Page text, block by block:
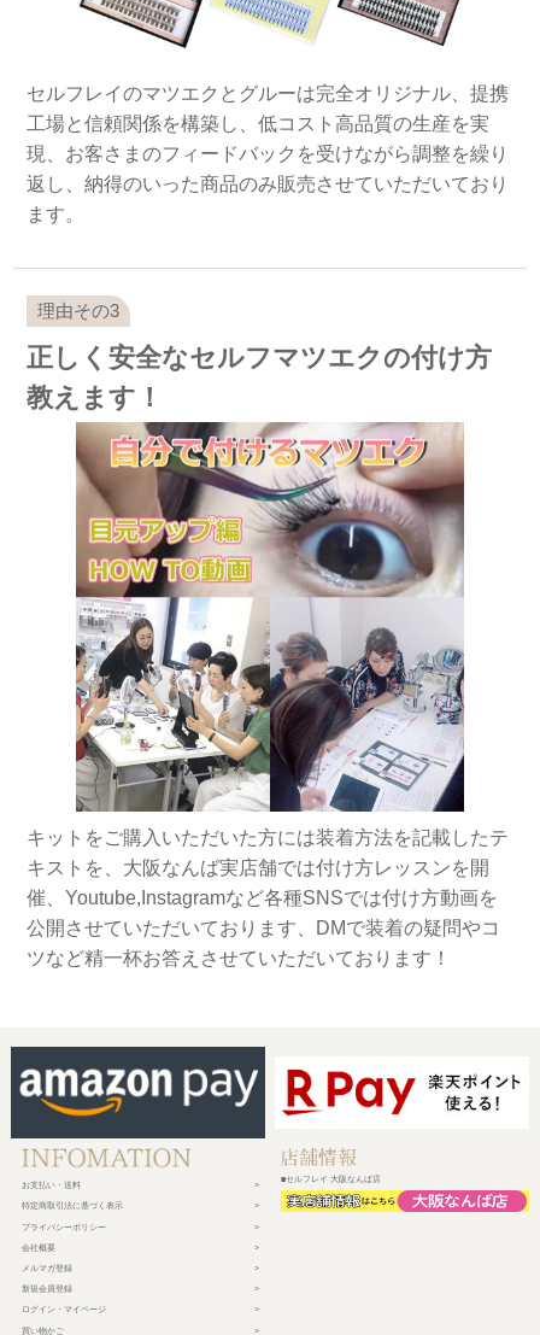
セルフレイのマツエクとグルーは完全オリジナル、提携
工場と信頼関係を構築し、低コスト高品質の生産を実
現、お客さまのフィードバックを受けながら調整を繰り
返し、納得のいった商品のみ販売させていただいており
ます。
正しく安全なセルフマツエクの付け方
教えます！
キットをご購入いただいた方には装着方法を記載したテ
キストを、大阪なんば実店舗では付け方レッスンを開
催、Youtube,Instagramなど各種SNSでは付け方動画を
公開させていただいております、DMで装着の疑問やコ
ツなど精一杯お答えさせていただいております！
お支払い・送料
特定商取引法に基づく表示
プライバシーポリシー
会社概要
メルマガ登録
新規会員登録
ログイン・マイページ
買い物かご
■セルフレイ 大阪なんば店